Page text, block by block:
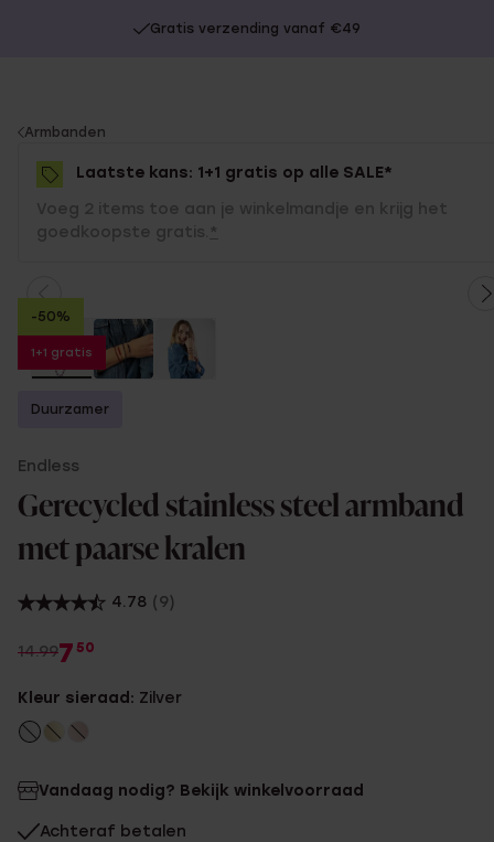
Gratis verzending vanaf €49
You
are
here:
Armbanden
Laatste kans: 1+1 gratis op alle SALE*
Voeg 2 items toe aan je winkelmandje en krijg het
goedkoopste gratis. *
-50%
1+1 gratis
Duurzamer
Endless
Gerecycled stainless steel armband
met paarse kralen
4.78 (9)
14.997 50
Kleur sieraad: Zilver
Vandaag nodig? Bekijk winkelvoorraad
Achteraf betalen